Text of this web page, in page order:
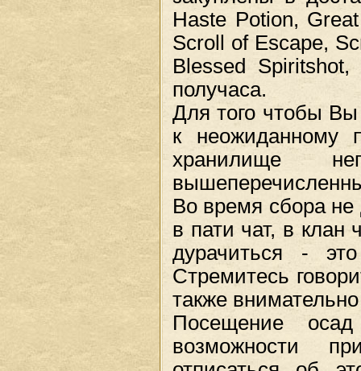
Haste Potion,
Scroll of Escape,
Blessed
получаса.
Для того чтобы
к неожиданному
хранилище
Во время сбора
в пати чат, в клан
дурачиться -
Стремитесь
также
Посещение
возможности